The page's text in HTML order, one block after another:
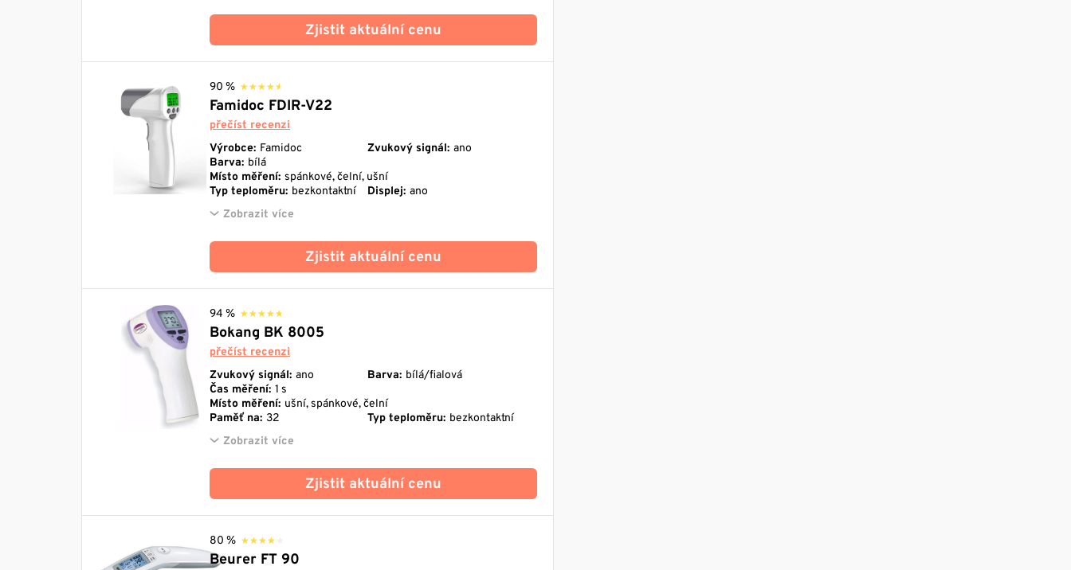
Zjistit aktuální cenu
90 % ★★★★★
★★★★★
Famidoc FDIR-V22
přečíst recenzi
Výrobce: Famidoc Zvukový signál: ano
Barva: bílá
Místo měření: spánkové, čelní, ušní
Typ teploměru: bezkontaktní Displej: ano
Zobrazit více
Zjistit aktuální cenu
94 % ★★★★★
★★★★★
Bokang BK 8005
přečíst recenzi
Zvukový signál: ano Barva: bílá/fialová
Čas měření: 1 s
Místo měření: ušní, spánkové, čelní
Paměť na: 32 Typ teploměru: bezkontaktní
Zobrazit více
Zjistit aktuální cenu
80 % ★★★★★
★★★★★
Beurer FT 90